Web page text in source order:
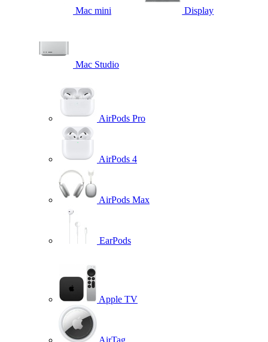
Mac mini Display
Mac Studio
AirPods Pro
AirPods 4
AirPods Max
EarPods
Apple TV